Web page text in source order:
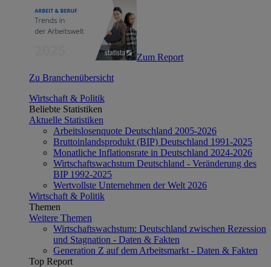
Zum Report
Zu Branchenübersicht
Wirtschaft & Politik
Beliebte Statistiken
Aktuelle Statistiken
Arbeitslosenquote Deutschland 2005-2026
Bruttoinlandsprodukt (BIP) Deutschland 1991-2025
Monatliche Inflationsrate in Deutschland 2024-2026
Wirtschaftswachstum Deutschland - Veränderung des
BIP 1992-2025
Wertvollste Unternehmen der Welt 2026
Wirtschaft & Politik
Themen
Weitere Themen
Wirtschaftswachstum: Deutschland zwischen Rezession
und Stagnation - Daten & Fakten
Generation Z auf dem Arbeitsmarkt - Daten & Fakten
Top Report